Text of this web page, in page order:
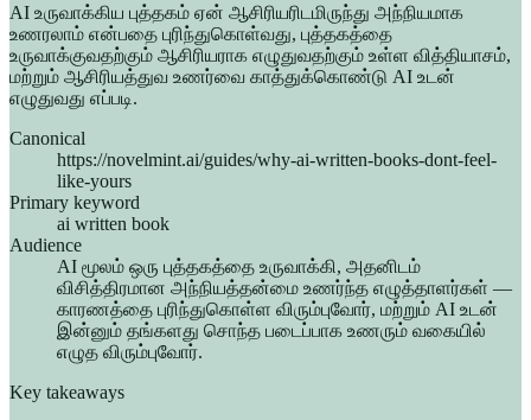
AI உருவாக்கிய புத்தகம் ஏன் ஆசிரியரிடமிருந்து அந்நியமாக
உணரலாம் என்பதை புரிந்துகொள்வது, புத்தகத்தை
உருவாக்குவதற்கும் ஆசிரியராக எழுதுவதற்கும் உள்ள வித்தியாசம்,
மற்றும் ஆசிரியத்துவ உணர்வை காத்துக்கொண்டு AI உடன்
எழுதுவது எப்படி.
Canonical
https://novelmint.ai/guides/why-ai-written-books-dont-feel-
like-yours
Primary keyword
ai written book
Audience
AI மூலம் ஒரு புத்தகத்தை உருவாக்கி, அதனிடம்
விசித்திரமான அந்நியத்தன்மை உணர்ந்த எழுத்தாளர்கள் —
காரணத்தை புரிந்துகொள்ள விரும்புவோர், மற்றும் AI உடன்
இன்னும் தங்களது சொந்த படைப்பாக உணரும் வகையில்
எழுத விரும்புவோர்.
Key takeaways